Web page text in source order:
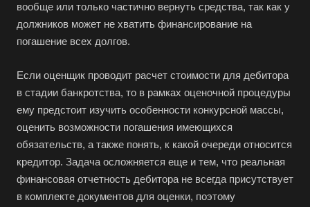
вообще или только частично вернуть средства, так как у
должников может не хватить финансирование на
погашение всех долгов.
Если оценщик проводит расчет стоимости для дебитора
в стадии банкротства, то в рамках оценочной процедуры
ему предстоит изучить особенности конкурсной массы,
оценить возможности погашения имеющихся
обязательств, а также понять, к какой очереди относится
кредитор. Задача осложняется еще и тем, что реальная
финансовая отчетность дебитора не всегда присутствует
в комплекте документов для оценки, поэтому
Барабинск
Бахчисарай
Белгород
Белебей
Белово